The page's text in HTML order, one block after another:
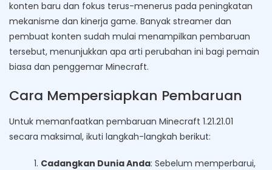
konten baru dan fokus terus-menerus pada peningkatan
mekanisme dan kinerja game. Banyak streamer dan
pembuat konten sudah mulai menampilkan pembaruan
tersebut, menunjukkan apa arti perubahan ini bagi pemain
biasa dan penggemar Minecraft.
Cara Mempersiapkan Pembaruan
Untuk memanfaatkan pembaruan Minecraft 1.21.21.01
secara maksimal, ikuti langkah-langkah berikut:
Cadangkan Dunia Anda: Sebelum memperbarui,